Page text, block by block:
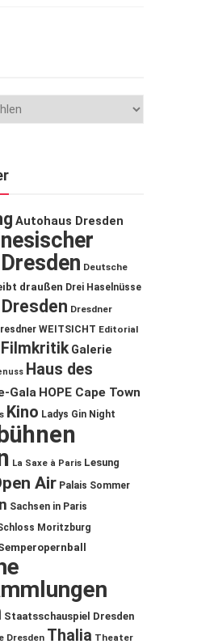
Autohaus Dresden
Deutsche
draußen Drei Haselnüsse
Dresden Dresdner
WEITSICHT Editorial
Filmkritik Galerie
Haus des
Gala HOPE Cape Town
Kino Ladys Gin Night
La Saxe à Paris Lesung
Air Palais Sommer
Sachsen in Paris
Moritzburg
Staatsschauspiel Dresden
Dresden Thalia Theater